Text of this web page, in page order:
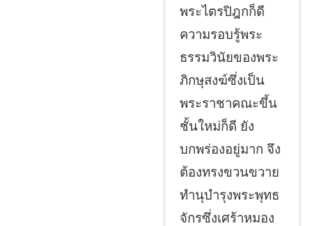
พระไตรปิฎกก็ดี
ความรอบรู้พระ
ธรรมวินัยของพระ
ภิกษุสงฆ์ซึ่งเป็น
พระราชาคณะขึ้น
ชั้นใหม่ก็ดี ยัง
บกพร่องอยู่มาก จึง
ต้องทรงขวนขวาย
ทำนุบำรุงพระพุทธ
จักรซึ่งเศร้าหมอง